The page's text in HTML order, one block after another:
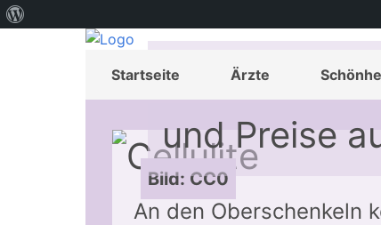
Startseite Ärzte
Bild: CC0
und Preise
An den Oberschenkeln